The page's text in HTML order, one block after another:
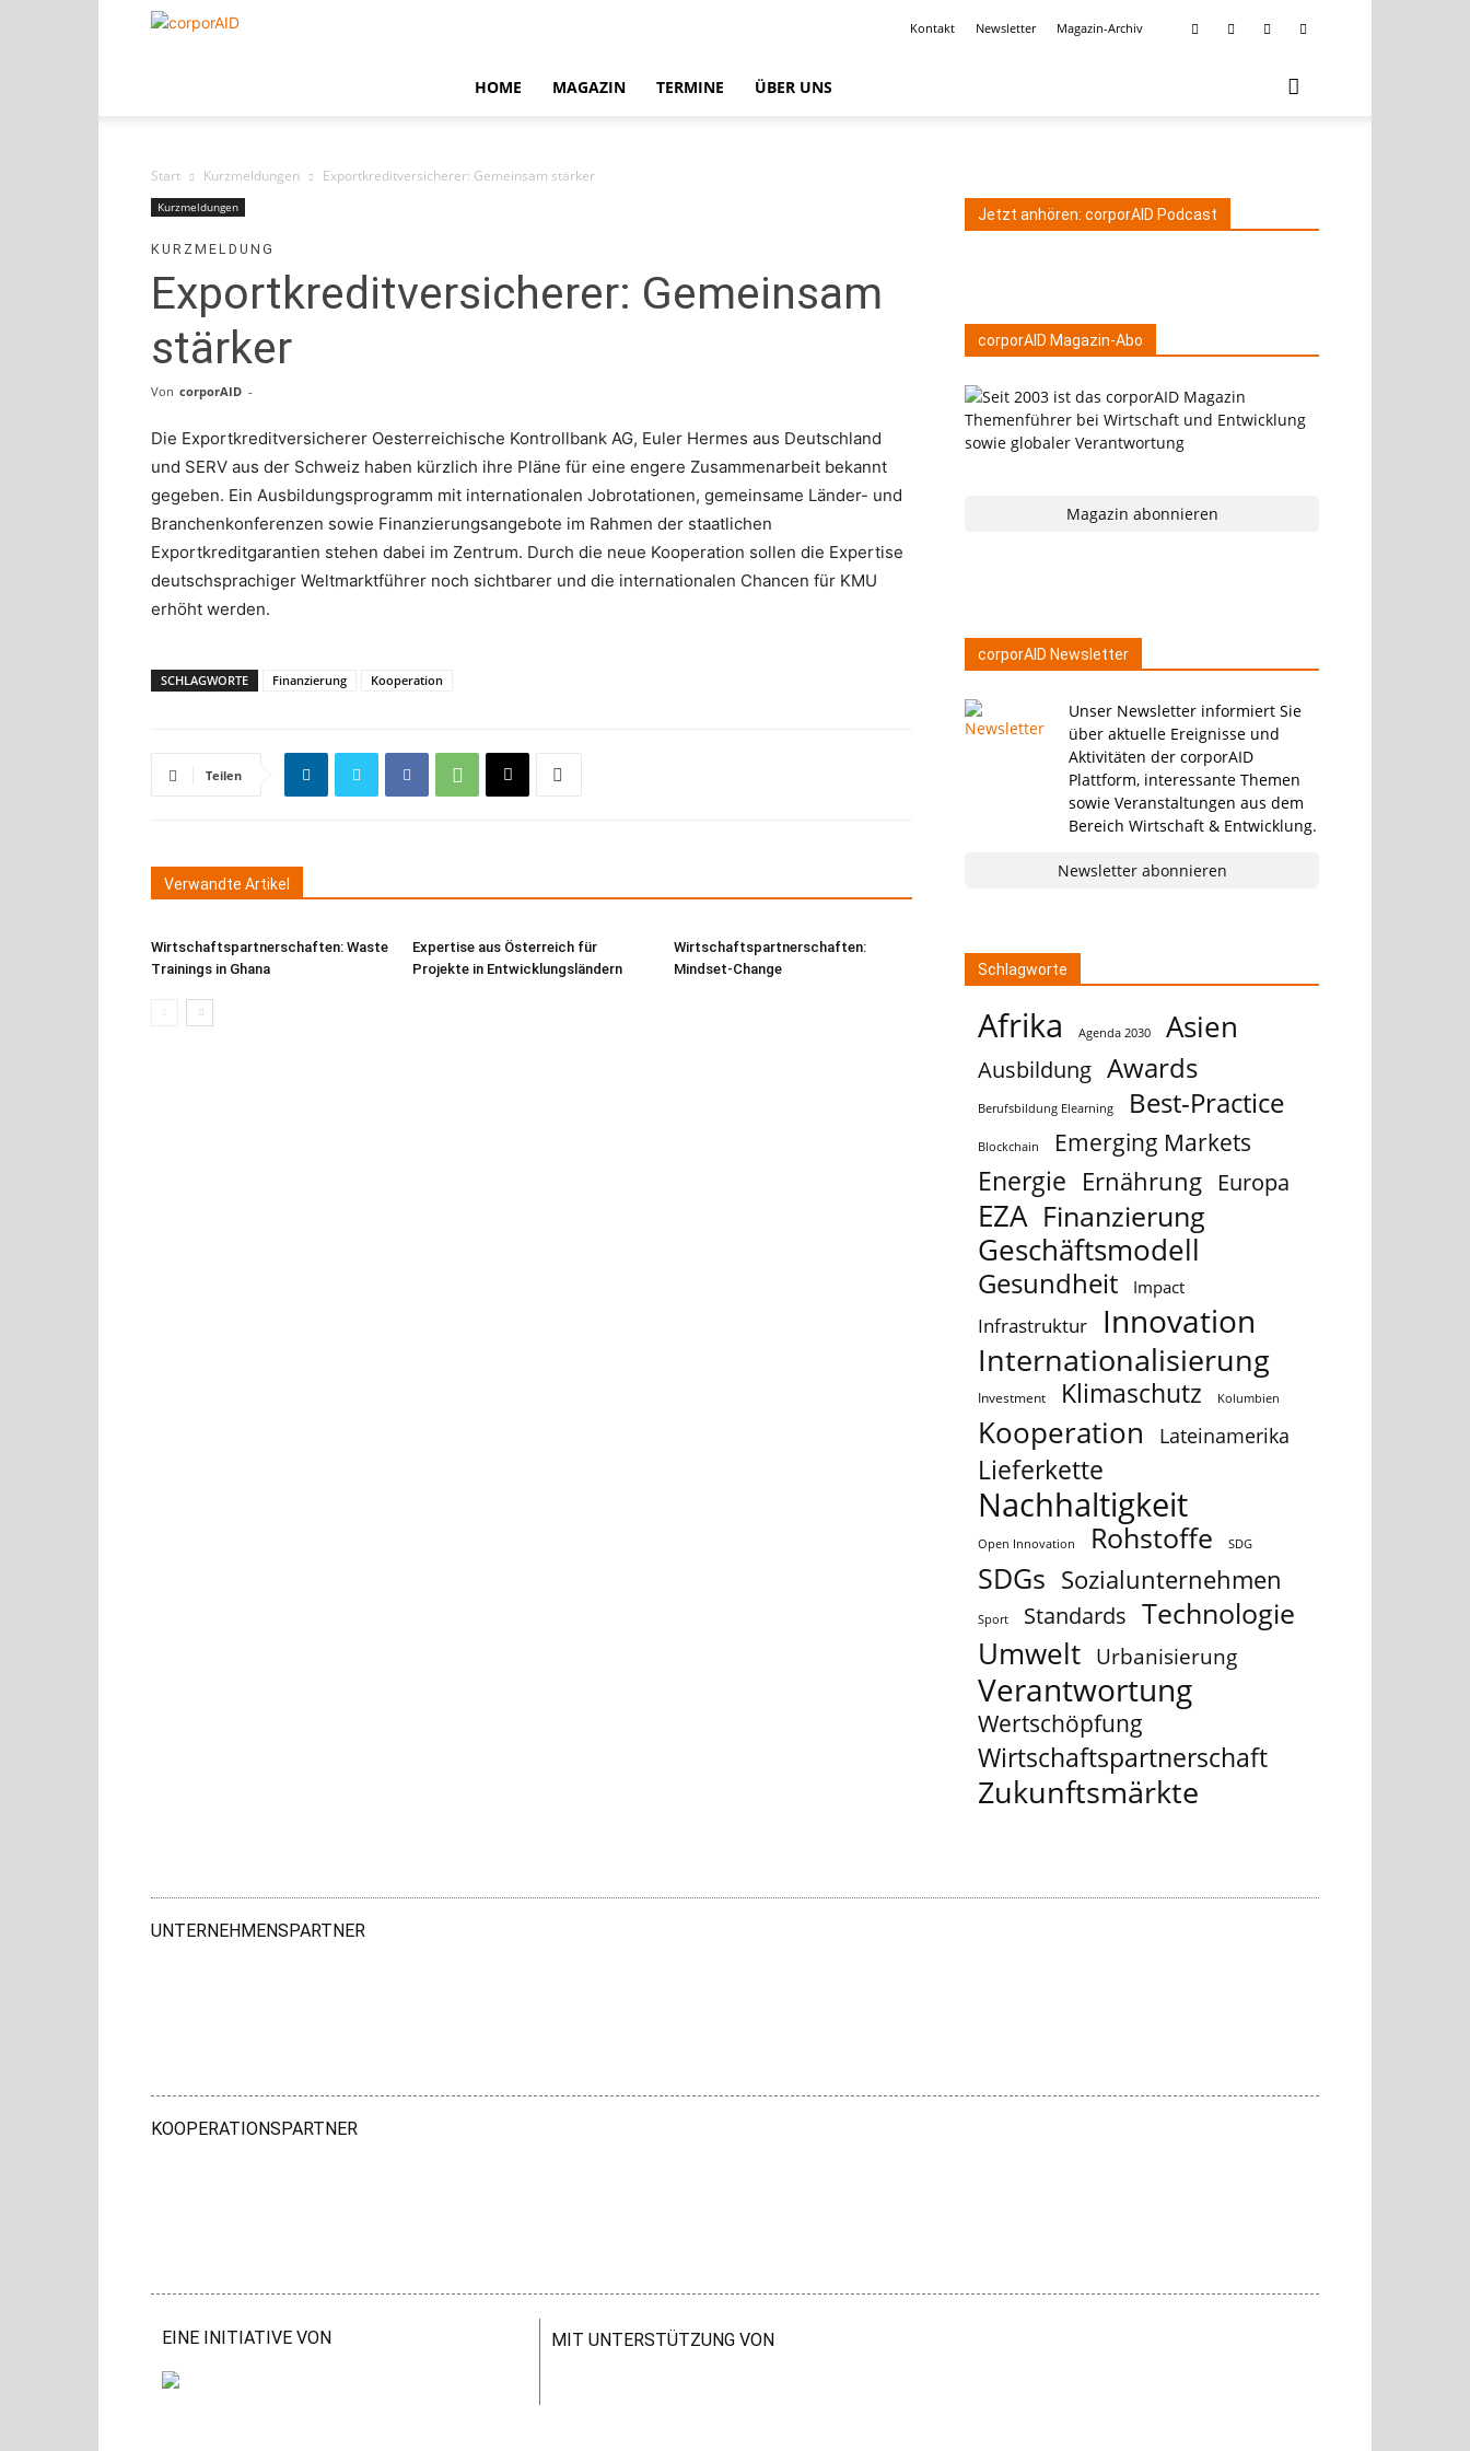
corporAID
Kontakt Newsletter Magazin-Archiv
HOME MAGAZIN TERMINE ÜBER UNS
Start Kurzmeldungen Exportkreditversicherer: Gemeinsam stärker
Kurzmeldungen
KURZMELDUNG
Exportkreditversicherer: Gemeinsam
stärker
Von corporAID -
Die Exportkreditversicherer Oesterreichische Kontrollbank AG, Euler Hermes aus Deutschland
und SERV aus der Schweiz haben kürzlich ihre Pläne für eine engere Zusammenarbeit bekannt
gegeben. Ein Ausbildungsprogramm mit internationalen Jobrotationen, gemeinsame Länder- und
Branchenkonferenzen sowie Finanzierungsangebote im Rahmen der staatlichen
Exportkreditgarantien stehen dabei im Zentrum. Durch die neue Kooperation sollen die Expertise
deutschsprachiger Weltmarktführer noch sichtbarer und die internationalen Chancen für KMU
erhöht werden.
SCHLAGWORTE Finanzierung Kooperation
Teilen
Verwandte Artikel
Wirtschaftspartnerschaften: Waste
Trainings in Ghana
Expertise aus Österreich für
Projekte in Entwicklungsländern
Wirtschaftspartnerschaften:
Mindset-Change
Jetzt anhören: corporAID Podcast
corporAID Magazin-Abo
Magazin abonnieren
corporAID Newsletter
Unser Newsletter informiert Sie
über aktuelle Ereignisse und
Aktivitäten der corporAID
Plattform, interessante Themen
sowie Veranstaltungen aus dem
Bereich Wirtschaft & Entwicklung.
Newsletter abonnieren
Schlagworte
Afrika Agenda 2030 Asien
Ausbildung Awards
Berufsbildung Elearning Best-Practice
Blockchain Emerging Markets
Energie Ernährung Europa
EZA Finanzierung
Geschäftsmodell
Gesundheit Impact
Infrastruktur Innovation
Internationalisierung
Investment Klimaschutz Kolumbien
Kooperation Lateinamerika
Lieferkette
Nachhaltigkeit
Open Innovation Rohstoffe SDG
SDGs Sozialunternehmen
Sport Standards Technologie
Umwelt Urbanisierung
Verantwortung
Wertschöpfung
Wirtschaftspartnerschaft
Zukunftsmärkte
UNTERNEHMENSPARTNER
KOOPERATIONSPARTNER
EINE INITIATIVE VON MIT UNTERSTÜTZUNG VON